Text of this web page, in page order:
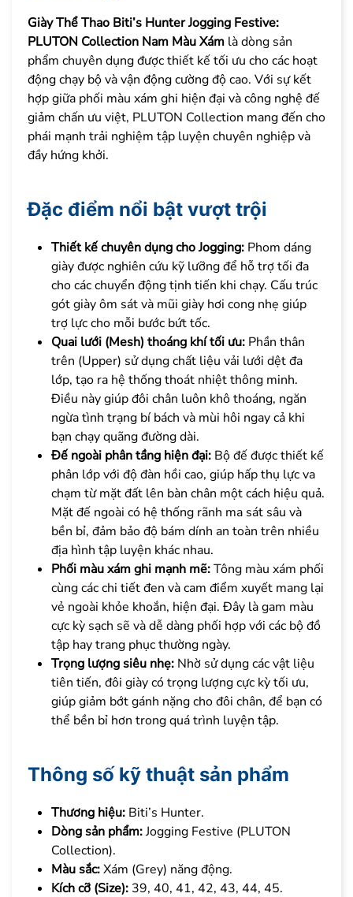
Giày Thể Thao Biti’s Hunter Jogging Festive:
PLUTON Collection Nam Màu Xám là dòng sản
phẩm chuyên dụng được thiết kế tối ưu cho các hoạt
động chạy bộ và vận động cường độ cao. Với sự kết
hợp giữa phối màu xám ghi hiện đại và công nghệ đế
giảm chấn ưu việt, PLUTON Collection mang đến cho
phái mạnh trải nghiệm tập luyện chuyên nghiệp và
đầy hứng khởi.
Đặc điểm nổi bật vượt trội
Thiết kế chuyên dụng cho Jogging: Phom dáng
giày được nghiên cứu kỹ lưỡng để hỗ trợ tối đa
cho các chuyển động tịnh tiến khi chạy. Cấu trúc
gót giày ôm sát và mũi giày hơi cong nhẹ giúp
trợ lực cho mỗi bước bứt tốc.
Quai lưới (Mesh) thoáng khí tối ưu: Phần thân
trên (Upper) sử dụng chất liệu vải lưới dệt đa
lớp, tạo ra hệ thống thoát nhiệt thông minh.
Điều này giúp đôi chân luôn khô thoáng, ngăn
ngừa tình trạng bí bách và mùi hôi ngay cả khi
bạn chạy quãng đường dài.
Đế ngoài phân tầng hiện đại: Bộ đế được thiết kế
phân lớp với độ đàn hồi cao, giúp hấp thụ lực va
chạm từ mặt đất lên bàn chân một cách hiệu quả.
Mặt đế ngoài có hệ thống rãnh ma sát sâu và
bền bỉ, đảm bảo độ bám dính an toàn trên nhiều
địa hình tập luyện khác nhau.
Phối màu xám ghi mạnh mẽ:Tông màu xám phối
cùng các chi tiết đen và cam điểm xuyết mang lại
vẻ ngoài khỏe khoắn, hiện đại. Đây là gam màu
cực kỳ sạch sẽ và dễ dàng phối hợp với các bộ đồ
tập hay trang phục thường ngày.
Trọng lượng siêu nhẹ: Nhờ sử dụng các vật liệu
tiên tiến, đôi giày có trọng lượng cực kỳ tối ưu,
giúp giảm bớt gánh nặng cho đôi chân, để bạn có
thể bền bỉ hơn trong quá trình luyện tập.
Thông số kỹ thuật sản phẩm
Thương hiệu: Biti’s Hunter.
Dòng sản phẩm:Jogging Festive (PLUTON
Collection).
Màu sắc:Xám (Grey) năng động.
Kích cỡ (Size): 39, 40, 41, 42, 43, 44, 45.